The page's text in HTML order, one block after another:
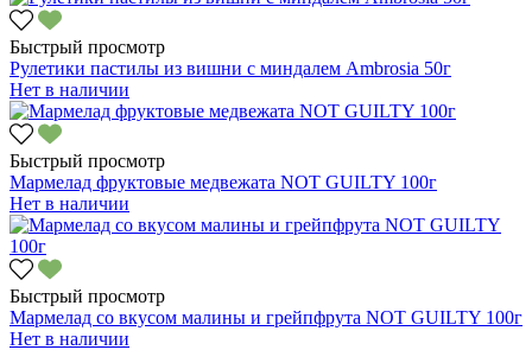
Быстрый просмотр
Рулетики пастилы из вишни с миндалем Ambrosia 50г
Нет в наличии
Быстрый просмотр
Мармелад фруктовые медвежата NOT GUILTY 100г
Нет в наличии
Быстрый просмотр
Мармелад со вкусом малины и грейпфрута NOT GUILTY 100г
Нет в наличии